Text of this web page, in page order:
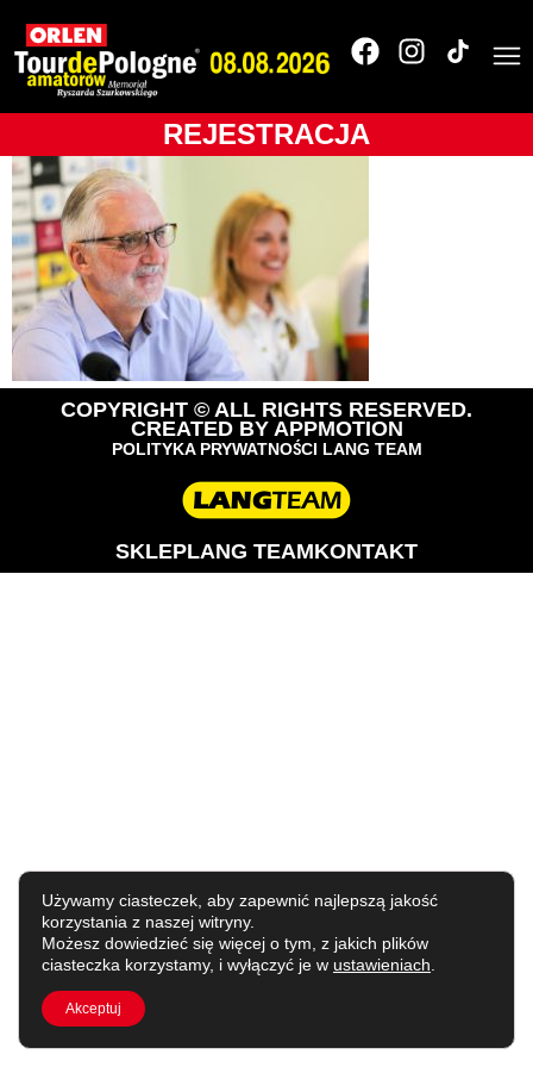
REJESTRACJA
Tour de Pologne
2017
COPYRIGHT © ALL RIGHTS RESERVED.
CREATED BY APPMOTION
POLITYKA PRYWATNOŚCI LANG TEAM
SKLEPLANG TEAMKONTAKT
Używamy ciasteczek, aby zapewnić najlepszą jakość
korzystania z naszej witryny.
Możesz dowiedzieć się więcej o tym, z jakich plików
ciasteczka korzystamy, i wyłączyć je w ustawieniach
Akceptuj